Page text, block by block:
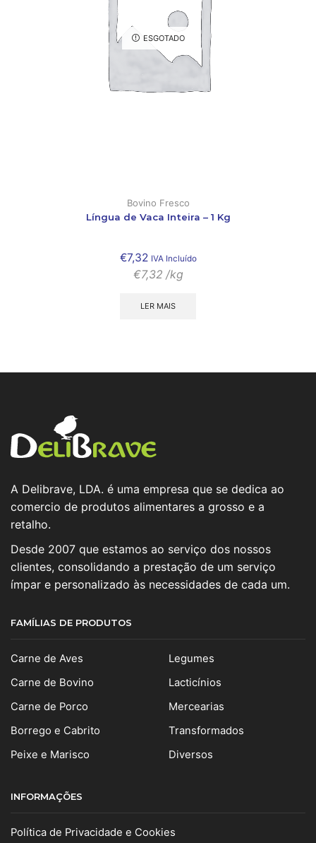
ESGOTADO
Bovino Fresco
Língua de Vaca Inteira – 1 Kg
€7,32 IVA Incluído
€7,32 /kg
LER MAIS
A Delibrave, LDA. é uma empresa que se dedica ao
comercio de produtos alimentares a grosso e a
retalho.
Desde 2007 que estamos ao serviço dos nossos
clientes, consolidando a prestação de um serviço
ímpar e personalizado às necessidades de cada um.
FAMÍLIAS DE PRODUTOS
Carne de Aves
Carne de Bovino
Carne de Porco
Borrego e Cabrito
Peixe e Marisco
Legumes
Lacticínios
Mercearias
Transformados
Diversos
INFORMAÇÕES
Política de Privacidade e Cookies